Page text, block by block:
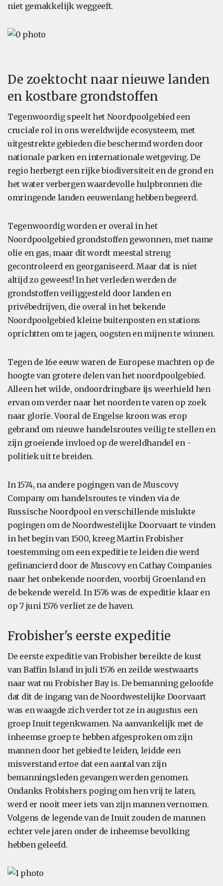
niet gemakkelijk weggeeft.
De zoektocht naar nieuwe landen
en kostbare grondstoffen
Tegenwoordig speelt het Noordpoolgebied een
cruciale rol in ons wereldwijde ecosysteem, met
uitgestrekte gebieden die beschermd worden door
nationale parken en internationale wetgeving. De
regio herbergt een rijke biodiversiteit en de grond en
het water verbergen waardevolle hulpbronnen die
omringende landen eeuwenlang hebben begeerd.
Tegenwoordig worden er overal in het
Noordpoolgebied grondstoffen gewonnen, met name
olie en gas, maar dit wordt meestal streng
gecontroleerd en georganiseerd. Maar dat is niet
altijd zo geweest! In het verleden werden de
grondstoffen veiliggesteld door landen en
privébedrijven, die overal in het bekende
Noordpoolgebied kleine buitenposten en stations
oprichtten om te jagen, oogsten en mijnen te winnen.
Tegen de 16e eeuw waren de Europese machten op de
hoogte van grotere delen van het noordpoolgebied.
Alleen het wilde, ondoordringbare ijs weerhield hen
ervan om verder naar het noorden te varen op zoek
naar glorie. Vooral de Engelse kroon was erop
gebrand om nieuwe handelsroutes veilig te stellen en
zijn groeiende invloed op de wereldhandel en -
politiek uit te breiden.
In 1574, na andere pogingen van de Muscovy
Company om handelsroutes te vinden via de
Russische Noordpool en verschillende mislukte
pogingen om de Noordwestelijke Doorvaart te vinden
in het begin van 1500, kreeg Martin Frobisher
toestemming om een expeditie te leiden die werd
gefinancierd door de Muscovy en Cathay Companies
naar het onbekende noorden, voorbij Groenland en
de bekende wereld. In 1576 was de expeditie klaar en
op 7 juni 1576 verliet ze de haven.
Frobisher's eerste expeditie
De eerste expeditie van Frobisher bereikte de kust
van Baffin Island in juli 1576 en zeilde westwaarts
naar wat nu Frobisher Bay is. De bemanning geloofde
dat dit de ingang van de Noordwestelijke Doorvaart
was en waagde zich verder tot ze in augustus een
groep Inuit tegenkwamen. Na aanvankelijk met de
inheemse groep te hebben afgesproken om zijn
mannen door het gebied te leiden, leidde een
misverstand ertoe dat een aantal van zijn
bemanningsleden gevangen werden genomen.
Ondanks Frobishers poging om hen vrij te laten,
werd er nooit meer iets van zijn mannen vernomen.
Volgens de legende van de Inuit zouden de mannen
echter vele jaren onder de inheemse bevolking
hebben geleefd.